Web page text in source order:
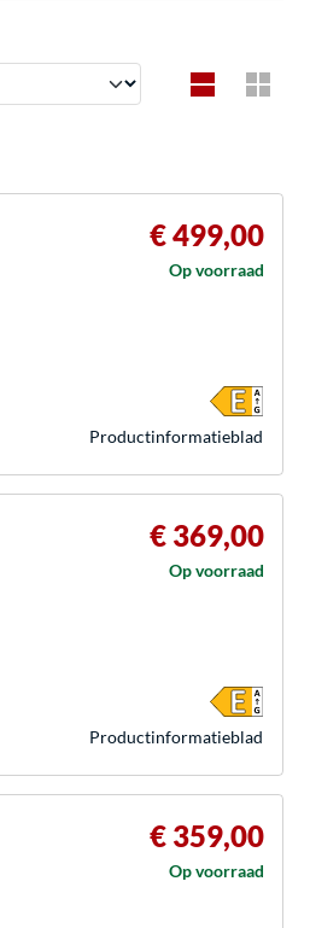
€ 499,00
Op voorraad
Product­informatieblad
€ 369,00
Op voorraad
Product­informatieblad
€ 359,00
Op voorraad